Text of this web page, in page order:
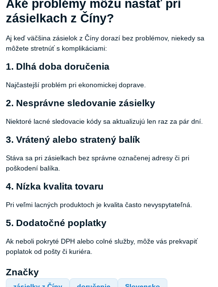
Aké problémy môžu nastať pri
zásielkach z Číny?
Aj keď väčšina zásielok z Číny dorazí bez problémov, niekedy sa
môžete stretnúť s komplikáciami:
1. Dlhá doba doručenia
Najčastejší problém pri ekonomickej doprave.
2. Nesprávne sledovanie zásielky
Niektoré lacné sledovacie kódy sa aktualizujú len raz za pár dní.
3. Vrátený alebo stratený balík
Stáva sa pri zásielkach bez správne označenej adresy či pri
poškodení balíka.
4. Nízka kvalita tovaru
Pri veľmi lacných produktoch je kvalita často nevyspytateľná.
5. Dodatočné poplatky
Ak neboli pokryté DPH alebo colné služby, môže vás prekvapiť
poplatok od pošty či kuriéra.
Značky